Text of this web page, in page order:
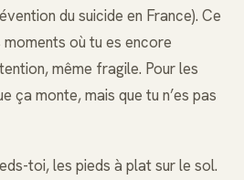
du suicide en France). Ce
où tu es encore
même fragile. Pour les
ça monte, mais que tu n’es pas
toi, les pieds à plat sur le sol.